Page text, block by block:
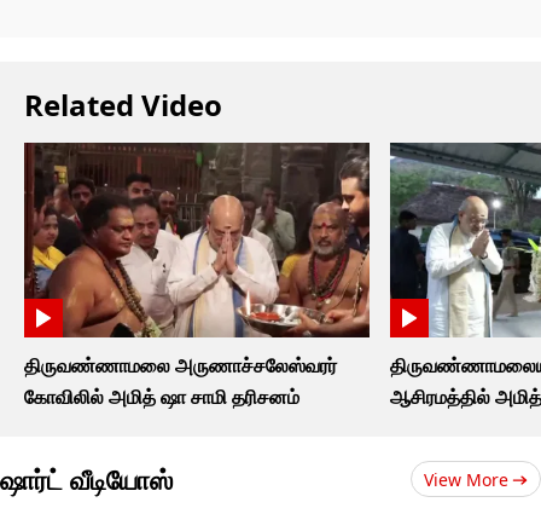
Related Video
திருவண்ணாமலை அருணாச்சலேஸ்வரர்
கோவிலில் அமித் ஷா சாமி தரிசனம்
ஆசிரமத்தில் அமித்
ஷார்ட் வீடியோஸ் View More